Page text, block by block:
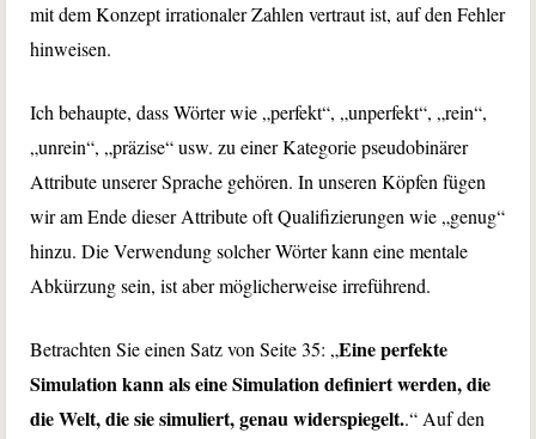
mit dem Konzept irrationaler Zahlen vertraut ist, auf den Fehler
hinweisen.
Ich behaupte, dass Wörter wie „perfekt“, „unperfekt“, „rein“,
„unrein“, „präzise“ usw. zu einer Kategorie pseudobinärer
Attribute unserer Sprache gehören. In unseren Köpfen fügen
wir am Ende dieser Attribute oft Qualifizierungen wie „genug“
hinzu. Die Verwendung solcher Wörter kann eine mentale
Abkürzung sein, ist aber möglicherweise irreführend.
Betrachten Sie einen Satz von Seite 35: „Eine perfekte
Simulation kann als eine Simulation definiert werden, die
die Welt, die sie simuliert, genau widerspiegelt..“ Auf den